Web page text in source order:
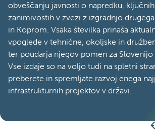
obveščanju javnosti o napredku,
zanimivostih v zvezi z izgradnjo
in Koprom. Vsaka številka prinaša
vpoglede v tehnične, okoljske in
ter poudarja njegov pomen za
Vse izdaje so na voljo tudi na spletni
preberete in spremljate razvoj enega
infrastrukturnih projektov v državi.